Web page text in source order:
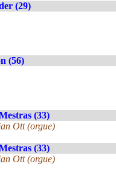
(29)
(56)
(33)
Ott (orgue)
(33)
Ott (orgue)